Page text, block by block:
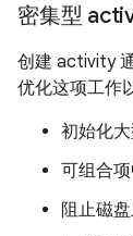
密集型
创建 activity
优化这项工作
初始化大
可组合项
阻止磁